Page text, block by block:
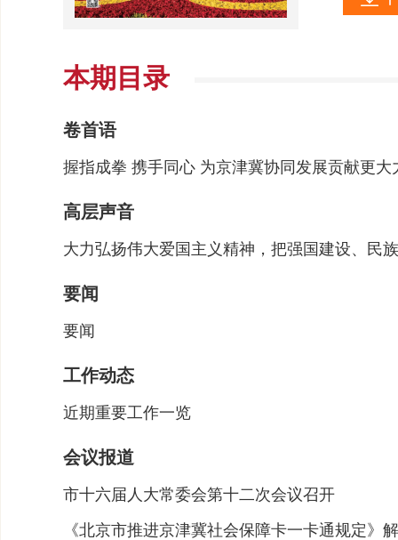
本期目录
卷首语
握指成拳 携手同心 为京津冀协同发展贡献更大
高层声音
大力弘扬伟大爱国主义精神，把强国建设、民
要闻
要闻
工作动态
近期重要工作一览
会议报道
市十六届人大常委会第十二次会议召开
《北京市推进京津冀社会保障卡一卡通规定》